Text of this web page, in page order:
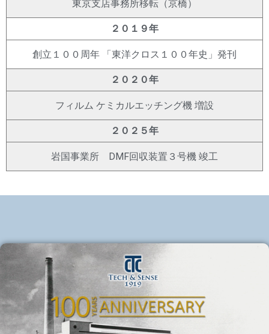
東京支店事務所移転（京橋）
２０１９年
創立１００周年 「東洋クロス１００年史」発刊
２０２０年
フィルム ケミカルエッチング機 増設
２０２５年
岩国事業所 DMF回収装置３号機 竣工